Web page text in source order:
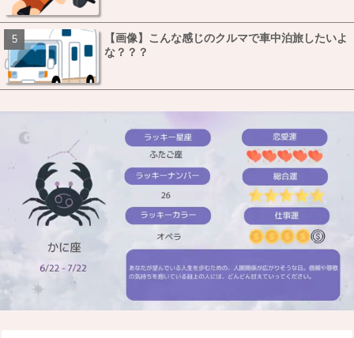
【画像】こんな感じのクルマで車中泊旅したいよ
な？？？